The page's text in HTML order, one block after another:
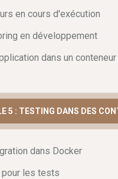
en cours d'exécution
en développement
dans un conteneur
5 : TESTING DANS DES
dans Docker
pour les tests